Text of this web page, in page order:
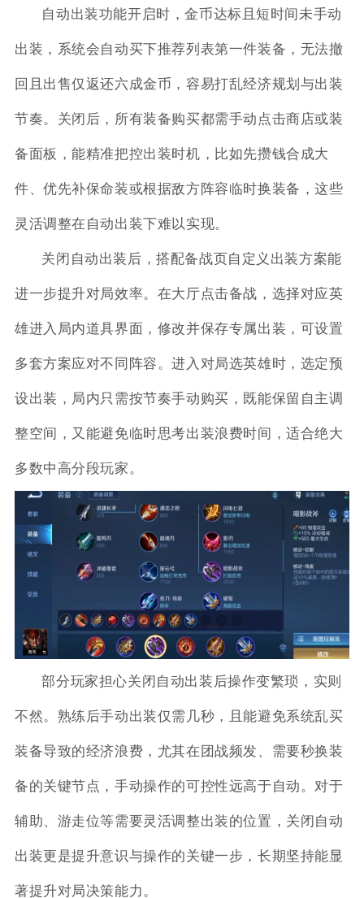
自动出装功能开启时，金币达标且短时间未手动
出装，系统会自动买下推荐列表第一件装备，无法撤
回且出售仅返还六成金币，容易打乱经济规划与出装
节奏。关闭后，所有装备购买都需手动点击商店或装
备面板，能精准把控出装时机，比如先攒钱合成大
件、优先补保命装或根据敌方阵容临时换装备，这些
灵活调整在自动出装下难以实现。
关闭自动出装后，搭配备战页自定义出装方案能
进一步提升对局效率。在大厅点击备战，选择对应英
雄进入局内道具界面，修改并保存专属出装，可设置
多套方案应对不同阵容。进入对局选英雄时，选定预
设出装，局内只需按节奏手动购买，既能保留自主调
整空间，又能避免临时思考出装浪费时间，适合绝大
多数中高分段玩家。
部分玩家担心关闭自动出装后操作变繁琐，实则
不然。熟练后手动出装仅需几秒，且能避免系统乱买
装备导致的经济浪费，尤其在团战频发、需要秒换装
备的关键节点，手动操作的可控性远高于自动。对于
辅助、游走位等需要灵活调整出装的位置，关闭自动
出装更是提升意识与操作的关键一步，长期坚持能显
著提升对局决策能力。